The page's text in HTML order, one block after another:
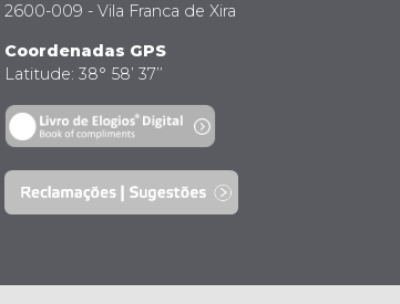
2600-009 - Vila Franca de Xira
Coordenadas GPS
Latitude: 38° 58’ 37’’